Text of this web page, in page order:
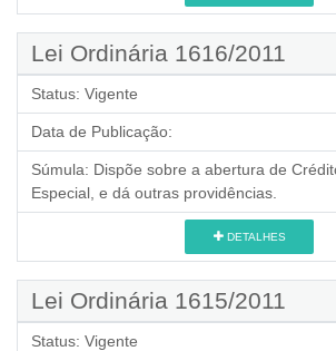
Lei Ordinária 1616/2011
Status: Vigente
Data de Publicação:
Súmula: Dispõe sobre a abertura de
Especial, e dá outras providências.
DETALHES
Lei Ordinária 1615/2011
Status: Vigente